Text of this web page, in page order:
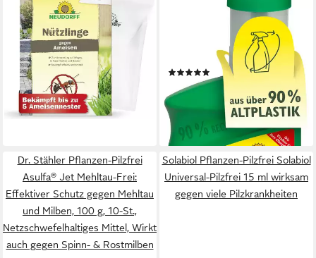
Nematoden Nützlinge gegen
Ameisen SF-Nematoden,
Biologische
Ameisenbekämpfung, frei von
chemischen Insektiziden
ab 19,99 €
lieferbar - in 2-3 Werktagen bei dir
Pflanzenstärkungsmittel
Neudo-Vital Obst-Spritzmittel
250 ml, fördert die optimale
Ernährung von Obstbäumen
und -sträuchern, Effekt
wissenschaftlich belegt
(3)
ab 9,49 € UVP
(37,96 €/ 1 l)
-17%
lieferbar - in 2-3 Werktagen bei dir
Dr. Stähler Pflanzen-Pilzfrei
Asulfa® Jet Mehltau-Frei:
Effektiver Schutz gegen Mehltau
und Milben, 100 g, 10-St.,
Netzschwefelhaltiges Mittel, Wirkt
auch gegen Spinn- & Rostmilben
Solabiol Pflanzen-Pilzfrei Solabiol
Universal-Pilzfrei 15 ml wirksam
gegen viele Pilzkrankheiten